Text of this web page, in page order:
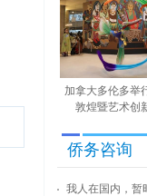
加拿大多伦多举
敦煌暨艺术创
侨务咨询
我人在国内，暂